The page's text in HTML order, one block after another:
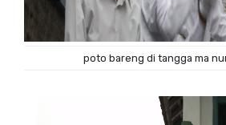
poto bareng di tangga ma